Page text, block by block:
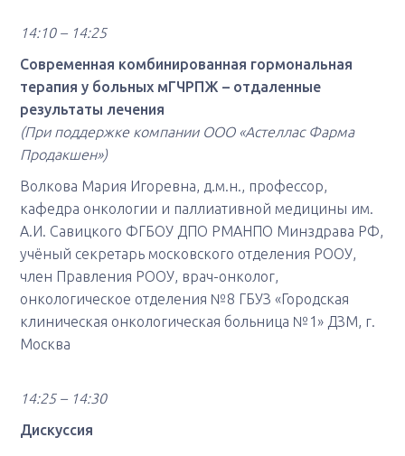
14:10 – 14:25
Современная комбинированная гормональная
терапия у больных мГЧРПЖ – отдаленные
результаты лечения
(При поддержке компании ООО «Астеллас Фарма
Продакшен»)
Волкова Мария Игоревна, д.м.н., профессор,
кафедра онкологии и паллиативной медицины им.
А.И. Савицкого ФГБОУ ДПО РМАНПО Минздрава РФ,
учёный секретарь московского отделения РООУ,
член Правления РООУ, врач-онколог,
онкологическое отделения №8 ГБУЗ «Городская
клиническая онкологическая больница №1» ДЗМ, г.
Москва
14:25 – 14:30
Дискуссия